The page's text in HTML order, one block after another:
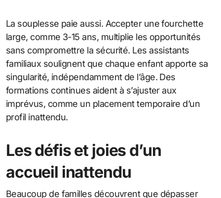
La souplesse paie aussi. Accepter une fourchette
large, comme 3-15 ans, multiplie les opportunités
sans compromettre la sécurité. Les assistants
familiaux soulignent que chaque enfant apporte sa
singularité, indépendamment de l’âge. Des
formations continues aident à s’ajuster aux
imprévus, comme un placement temporaire d’un
profil inattendu.
Les défis et joies d’un
accueil inattendu
Beaucoup de familles découvrent que dépasser